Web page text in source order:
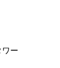
ワー